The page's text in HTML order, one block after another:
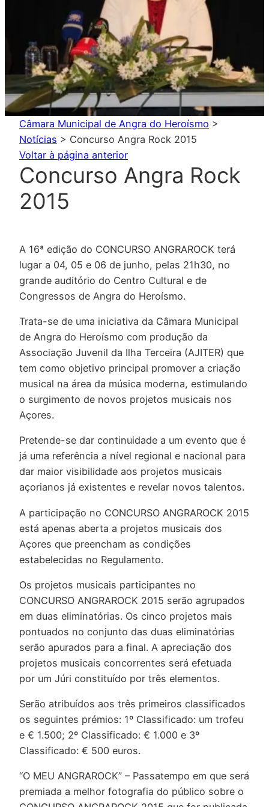
Câmara Municipal de Angra do Heroísmo >
Notícias > Concurso Angra Rock 2015
Voltar à página anterior
Concurso Angra Rock
2015
A 16ª edição do CONCURSO ANGRAROCK terá
lugar a 04, 05 e 06 de junho, pelas 21h30, no
grande auditório do Centro Cultural e de
Congressos de Angra do Heroísmo.
Trata-se de uma iniciativa da Câmara Municipal
de Angra do Heroísmo com produção da
Associação Juvenil da Ilha Terceira (AJITER) que
tem como objetivo principal promover a criação
musical na área da música moderna, estimulando
o surgimento de novos projetos musicais nos
Açores.
Pretende-se dar continuidade a um evento que é
já uma referência a nível regional e nacional para
dar maior visibilidade aos projetos musicais
açorianos já existentes e revelar novos talentos.
A participação no CONCURSO ANGRAROCK 2015
está apenas aberta a projetos musicais dos
Açores que preencham as condições
estabelecidas no Regulamento.
Os projetos musicais participantes no
CONCURSO ANGRAROCK 2015 serão agrupados
em duas eliminatórias. Os cinco projetos mais
pontuados no conjunto das duas eliminatórias
serão apurados para a final. A apreciação dos
projetos musicais concorrentes será efetuada
por um Júri constituído por três elementos.
Serão atribuídos aos três primeiros classificados
os seguintes prémios: 1º Classificado: um trofeu
e € 1.500; 2º Classificado: € 1.000 e 3º
Classificado: € 500 euros.
“O MEU ANGRAROCK” – Passatempo em que será
premiada a melhor fotografia do público sobre o